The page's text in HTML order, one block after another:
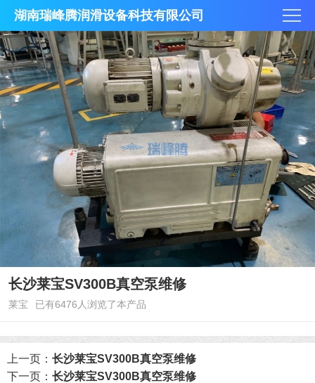
湖南瑞峰腾润滑设备科技有限公司
长沙莱宝SV300B真空泵维修
莱宝 已有6476人浏览了本产品
上一页： 长沙莱宝SV300B真空泵维修
下一页： 长沙莱宝SV300B真空泵维修